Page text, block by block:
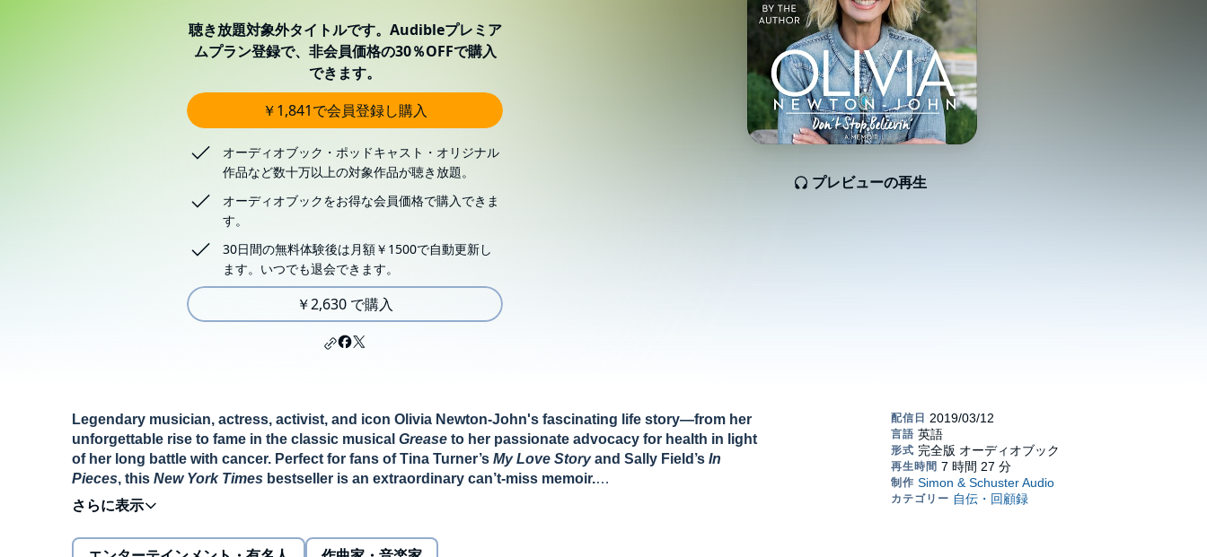
プレビューの再生
聴き放題対象外タイトルです。Audibleプレミア
ムプラン登録で、非会員価格の30％OFFで購入
できます。
￥1,841で会員登録し購入
オーディオブック・ポッドキャスト・オリジナル
作品など数十万以上の対象作品が聴き放題。
オーディオブックをお得な会員価格で購入できま
す。
30日間の無料体験後は月額￥1500で自動更新し
ます。いつでも退会できます。
￥2,630 で購入
Legendary musician, actress, activist, and icon Olivia Newton-John's fascinating life story—from her
unforgettable rise to fame in the classic musical Grease to her passionate advocacy for health in light
of her long battle with cancer. Perfect for fans of Tina Turner’s My Love Storyand Sally Field’s In
Pieces, this New York Times bestseller is an extraordinary can’t-miss memoir.
For more than five decades, Olivia Newton-John was one of our most successful and adored entertainers. A
four-time Grammy Award winner, she was one of the world’s bestselling recording artists of all time, with more